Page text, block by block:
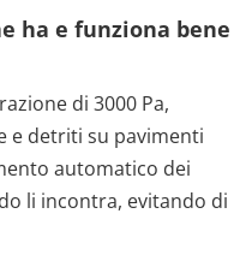
ha e funziona bene
di 3000 Pa,
e detriti su pavimenti
automatico dei
li incontra, evitando di